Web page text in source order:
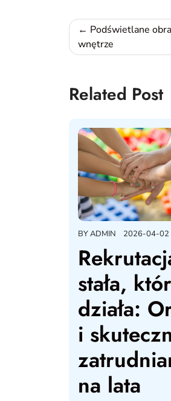
Nawigacja
wpisu
Podświetlane
wnętrze
Related Post
BYADMIN 2026-04-02
stała,
działa:
i
na lata